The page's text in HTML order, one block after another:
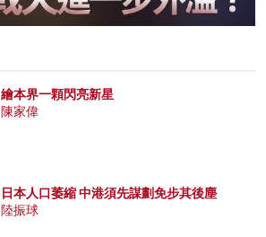
繪本界一顆閃亮新星
陳家偉
日本人口萎縮 中港須先謀劃免步其後塵
陸振球